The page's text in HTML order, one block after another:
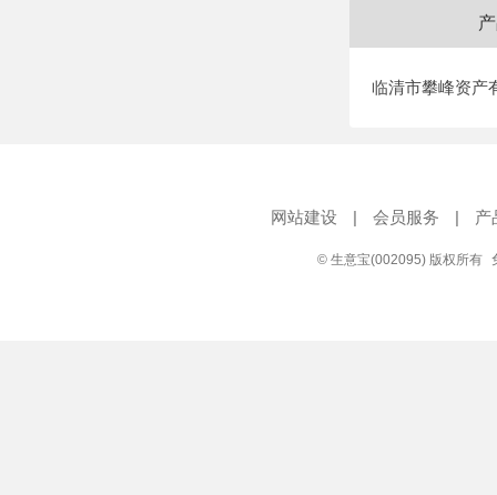
临清市攀峰资产
网站建设 | 会员服务 | 产
© 生意宝(002095) 版权所有